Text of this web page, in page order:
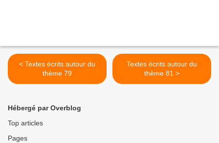
< Textes écrits autour du
thème 79
Textes écrits autour du
thème 81 >
Hébergé par Overblog
Top articles
Pages